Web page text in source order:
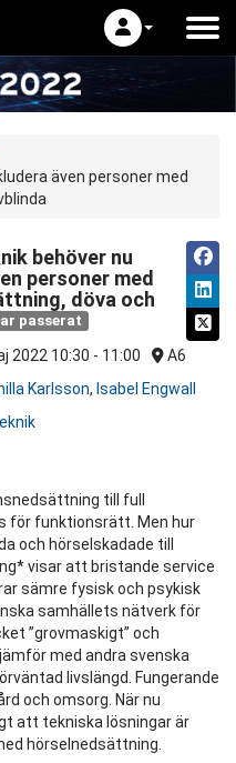
även personer med
behöver nu
personer med
döva och
passerat
2022 10:30 - 11:00
A6
Karlsson, Isabel Engwall
till full
för funktionsrätt. Men hur
och hörselskadade till
visar att bristande service
sämre fysisk och psykisk
samhällets nätverk för
”grovmaskigt” och
med andra svenska
livslängd. Fungerande
och omsorg. När nu
att tekniska lösningar är
hörselnedsättning.